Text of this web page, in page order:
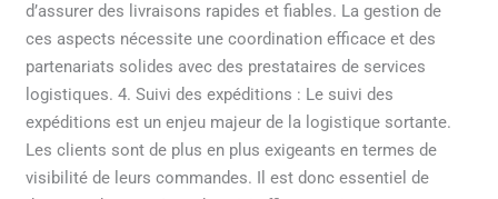
d’assurer des livraisons rapides et fiables. La gestion de
ces aspects nécessite une coordination efficace et des
partenariats solides avec des prestataires de services
logistiques. 4. Suivi des expéditions : Le suivi des
expéditions est un enjeu majeur de la logistique sortante.
Les clients sont de plus en plus exigeants en termes de
visibilité de leurs commandes. Il est donc essentiel de